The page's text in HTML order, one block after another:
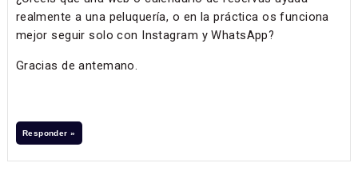
realmente a una peluquería, o en la práctica os funciona
mejor seguir solo con Instagram y WhatsApp?
Gracias de antemano.
Responder »